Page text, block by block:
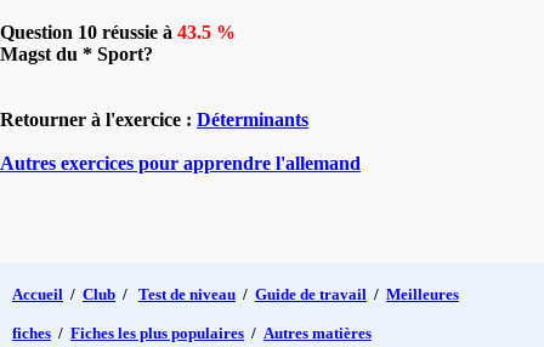
Question 10 réussie à 43.5 %
Magst du * Sport?
Retourner à l'exercice : Déterminants
Autres exercices pour apprendre l'allemand
Accueil / Club / Test de niveau / Guide de travail / Meilleures
fiches / Fiches les plus populaires / Autres matières